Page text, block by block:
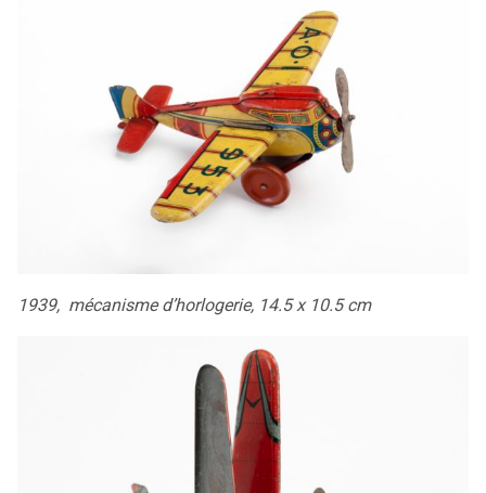
1939, mécanisme d’horlogerie, 14.5 x 10.5 cm